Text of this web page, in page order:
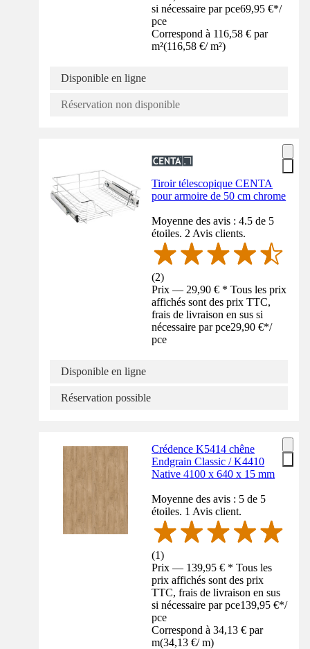
si nécessaire par pce69,95 €*/
pce
Correspond à 116,58 € par
m²(116,58 €/ m²)
Disponible en ligne
Réservation non disponible
Tiroir télescopique CENTA
pour armoire de 50 cm chrome
Moyenne des avis : 4.5 de 5
étoiles. 2 Avis clients.
(2)
Prix — 29,90 € * Tous les prix
affichés sont des prix TTC,
frais de livraison en sus si
nécessaire par pce29,90 €*/
pce
Disponible en ligne
Réservation possible
Crédence K5414 chêne
Endgrain Classic / K4410
Native 4100 x 640 x 15 mm
Moyenne des avis : 5 de 5
étoiles. 1 Avis client.
(1)
Prix — 139,95 € * Tous les
prix affichés sont des prix
TTC, frais de livraison en sus
si nécessaire par pce139,95 €*/
pce
Correspond à 34,13 € par
m(34,13 €/ m)